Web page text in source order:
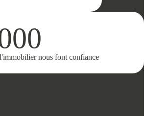
nous font confiance